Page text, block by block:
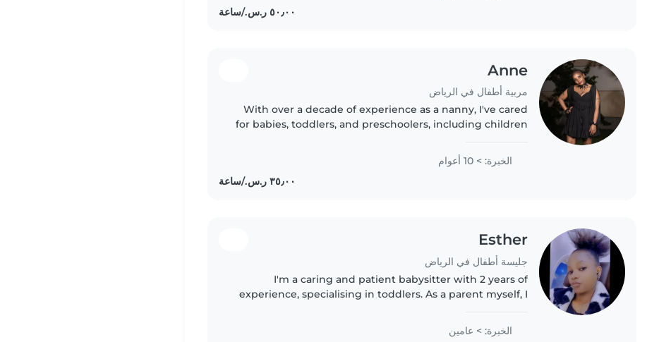
Anne
مربية أطفال في الرياض
With over a decade of experience as a nanny, I've cared
for babies, toddlers, and preschoolers, including children
and helping..
الخبرة: > 10 أعوام
Esther
جليسة أطفال في الرياض
I'm a caring and patient babysitter with 2 years of
experience, specialising in toddlers. As a parent myself, I
enjoy engaging..
الخبرة: > عامين